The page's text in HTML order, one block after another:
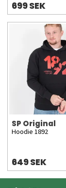
699 SEK
SP Original
Hoodie 1892
649 SEK